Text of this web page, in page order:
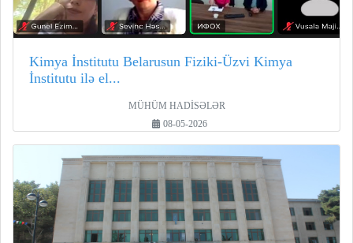
Kimya İnstitutu Belarusun Fiziki-Üzvi Kimya
İnstitutu ilə el...
MÜHÜM HADİSƏLƏR
08-05-2026